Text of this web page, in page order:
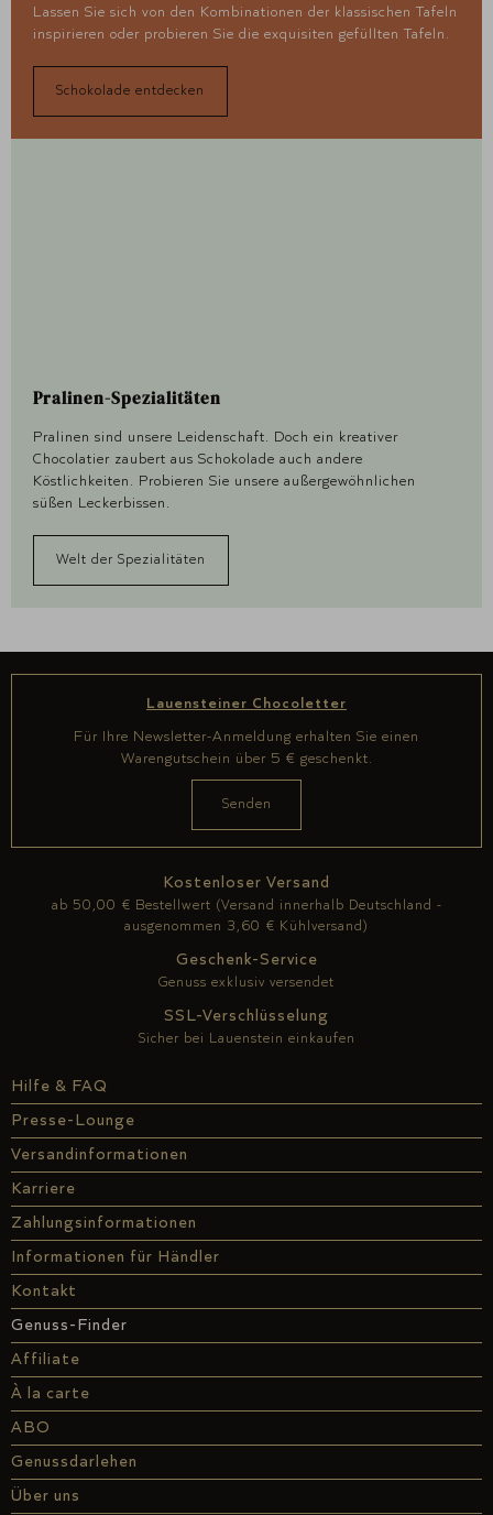
Lassen Sie sich von den Kombinationen der klassischen Tafeln
inspirieren oder probieren Sie die exquisiten gefüllten Tafeln.
Schokolade entdecken
Pralinen-Spezialitäten
Pralinen sind unsere Leidenschaft. Doch ein kreativer
Chocolatier zaubert aus Schokolade auch andere
Köstlichkeiten. Probieren Sie unsere außergewöhnlichen
süßen Leckerbissen.
Welt der Spezialitäten
Hilfe & FAQ
Presse-Lounge
Versandinformationen
Karriere
Zahlungsinformationen
Informationen für Händler
Kontakt
Genuss-Finder
Affiliate
À la carte
ABO
Genussdarlehen
Über uns
Kostenloser Versand
ab 50,00 € Bestellwert (Versand innerhalb Deutschland -
ausgenommen 3,60 € Kühlversand)
Geschenk-Service
Genuss exklusiv versendet
SSL-Verschlüsselung
Sicher bei Lauenstein einkaufen
Lauensteiner Chocoletter
Für Ihre Newsletter-Anmeldung erhalten Sie einen
Warengutschein über 5 € geschenkt.